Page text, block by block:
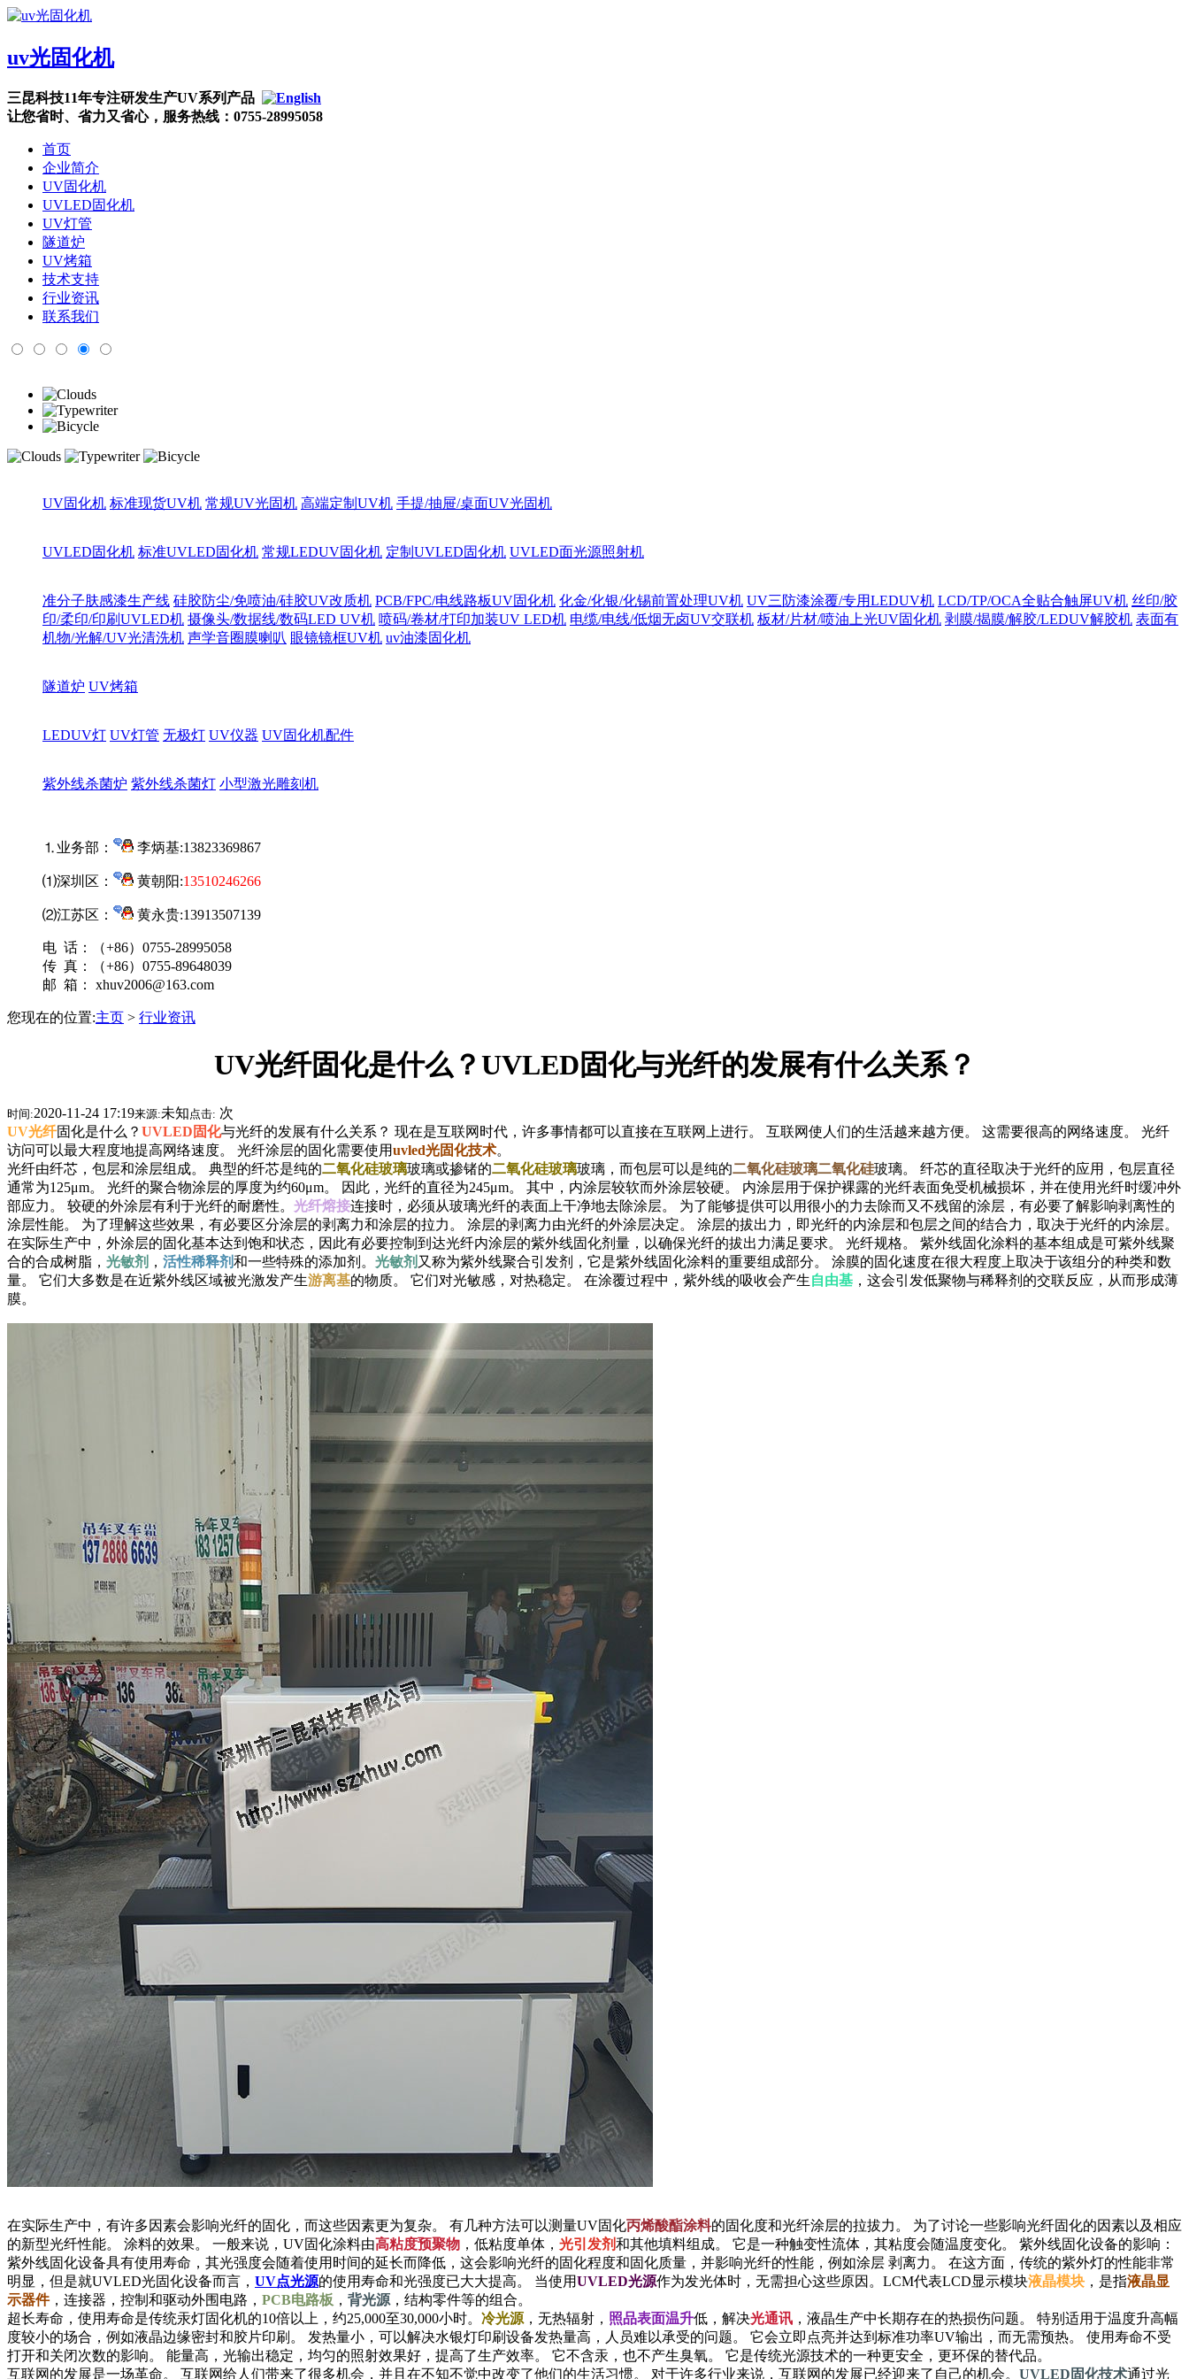
uv光固化机
三昆科技11年专注研发生产UV系列产品
让您省时、省力又省心，服务热线：0755-28995058
首页
企业简介
UV固化机
UVLED固化机
UV灯管
隧道炉
UV烤箱
技术支持
行业资讯
联系我们
UV固化机 标准现货UV机 常规UV光固机 高端定制UV机 手提/抽屉/桌面UV光固机
UVLED固化机 标准UVLED固化机 常规LEDUV固化机 定制UVLED固化机 UVLED面光源照射机
准分子肤感漆生产线 硅胶防尘/免喷油/硅胶UV改质机 PCB/FPC/电线路板UV固化机 化金/化银/化锡前置处理UV机 UV三防漆涂覆/专用LEDUV机 LCD/TP/OCA全贴合触屏UV机 丝印/胶
印/柔印/印刷UVLED机 摄像头/数据线/数码LED UV机 喷码/卷材/打印加装UV LED机 电缆/电线/低烟无卤UV交联机 板材/片材/喷油上光UV固化机 剥膜/揭膜/解胶/LEDUV解胶机 表面有
机物/光解/UV光清洗机 声学音圈膜喇叭 眼镜镜框UV机 uv油漆固化机
隧道炉 UV烤箱
LEDUV灯 UV灯管 无极灯 UV仪器 UV固化机配件
紫外线杀菌炉 紫外线杀菌灯 小型激光雕刻机
⒈业务部： 李炳基:13823369867
⑴深圳区： 黄朝阳:13510246266
⑵江苏区： 黄永贵:13913507139
电 话：（+86）0755-28995058
传 真：（+86）0755-89648039
邮 箱： xhuv2006@163.com
您现在的位置:主页 > 行业资讯
UV光纤固化是什么？UVLED固化与光纤的发展有什么关系？
时间:2020-11-24 17:19来源:未知 点击: 次
UV光纤固化是什么？ UVLED固化与光纤的发展有什么关系？ 现在是互联网时代，许多事情都可以直接在互联网上进行。 互联网使人们的生活越来越方便。 这需要很高的网络速度。 光纤
访问可以最大程度地提高网络速度。 光纤涂层的固化需要使用uvled光固化技术。
光纤由纤芯，包层和涂层组成。 典型的纤芯是纯的二氧化硅玻璃玻璃或掺锗的二氧化硅玻璃玻璃，而包层可以是纯的二氧化硅玻璃二氧化硅玻璃。 纤芯的直径取决于光纤的应用，包层直径
通常为125μm。 光纤的聚合物涂层的厚度为约60μm。 因此，光纤的直径为245μm。 其中，内涂层较软而外涂层较硬。 内涂层用于保护裸露的光纤表面免受机械损坏，并在使用光纤时缓冲外
部应力。 较硬的外涂层有利于光纤的耐磨性。 光纤熔接连接时，必须从玻璃光纤的表面上干净地去除涂层。 为了能够提供可以用很小的力去除而又不残留的涂层，有必要了解影响剥离性的
涂层性能。 为了理解这些效果，有必要区分涂层的剥离力和涂层的拉力。 涂层的剥离力由光纤的外涂层决定。 涂层的拔出力，即光纤的内涂层和包层之间的结合力，取决于光纤的内涂层。
在实际生产中，外涂层的固化基本达到饱和状态，因此有必要控制到达光纤内涂层的紫外线固化剂量，以确保光纤的拔出力满足要求。 光纤规格。 紫外线固化涂料的基本组成是可紫外线聚
合的合成树脂， 光敏剂 ， 活性稀释剂和一些特殊的添加剂。 光敏剂 又称为紫外线聚合引发剂，它是紫外线固化涂料的重要组成部分。 涂膜的固化速度在很大程度上取决于该组分的种类和数
量。 它们大多数是在近紫外线区域被光激发产生游离基的物质。 它们对光敏感，对热稳定。 在涂覆过程中，紫外线的吸收会产生自由基 ，这会引发低聚物与稀释剂的交联反应，从而形成薄
膜。
在实际生产中，有许多因素会影响光纤的固化，而这些因素更为复杂。 有几种方法可以测量UV固化丙烯酸酯涂料的固化度和光纤涂层的拉拔力。 为了讨论一些影响光纤固化的因素以及相应
的新型光纤性能。 涂料的效果。 一般来说，UV固化涂料由高粘度预聚物 ，低粘度单体， 光引发剂和其他填料组成。 它是一种触变性流体，其粘度会随温度变化。 紫外线固化设备的影响：
紫外线固化设备具有使用寿命，其光强度会随着使用时间的延长而降低，这会影响光纤的固化程度和固化质量，并影响光纤的性能，例如涂层 剥离力。 在这方面，传统的紫外灯的性能非常
明显，但是就UVLED光固化设备而言， UV点光源的使用寿命和光强度已大大提高。 当使用UVLED光源作为发光体时，无需担心这些原因。LCM代表LCD显示模块液晶模块 ，是指液晶显
示器件，连接器，控制和驱动外围电路， PCB电路板 ， 背光源 ，结构零件等的组合。
超长寿命，使用寿命是传统汞灯固化机的10倍以上，约25,000至30,000小时。 冷光源 ，无热辐射， 照品表面温升低，解决光通讯 ，液晶生产中长期存在的热损伤问题。 特别适用于温度升高幅
度较小的场合，例如液晶边缘密封和胶片印刷。 发热量小，可以解决水银灯印刷设备发热量高，人员难以承受的问题。 它会立即点亮并达到标准功率UV输出，而无需预热。 使用寿命不受
打开和关闭次数的影响。 能量高，光输出稳定，均匀的照射效果好，提高了生产效率。 它不含汞，也不产生臭氧。 它是传统光源技术的一种更安全，更环保的替代品。
互联网的发展是一场革命。 互联网给人们带来了很多机会，并且在不知不觉中改变了他们的生活习惯。 对于许多行业来说，互联网的发展已经迎来了自己的机会。 UVLED固化技术通过光